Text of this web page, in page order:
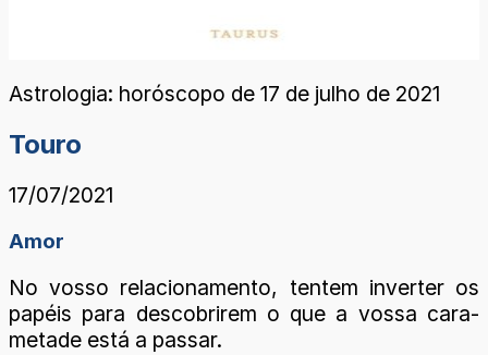
Astrologia: horóscopo de 17 de julho de 2021
Touro
17/07/2021
Amor
No vosso relacionamento, tentem inverter os
papéis para descobrirem o que a vossa cara-
metade está a passar.